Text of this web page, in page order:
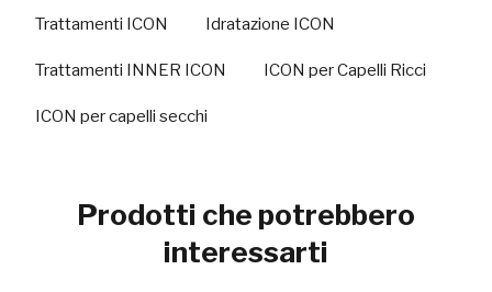
Trattamenti ICON Idratazione ICON
Trattamenti INNER ICON ICON per Capelli Ricci
ICON per capelli secchi
Prodotti che potrebbero
interessarti